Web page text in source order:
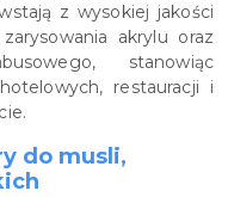
z wysokiej jakości
akrylu oraz
stanowiąc
restauracji i
do musli,